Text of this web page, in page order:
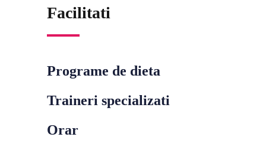
Facilitati
Programe de dieta
Traineri specializati
Orar